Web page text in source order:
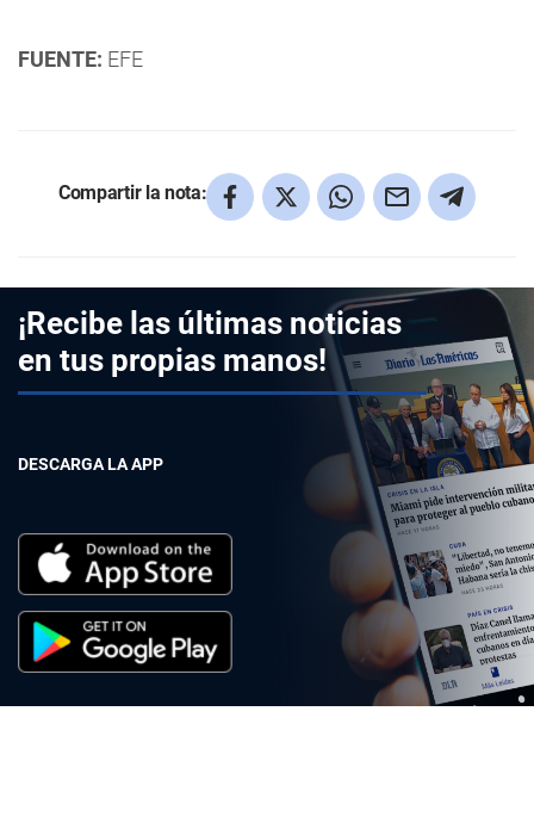
FUENTE: EFE
Compartir la nota:
¡Recibe las últimas noticias
en tus propias manos!
DESCARGA LA APP